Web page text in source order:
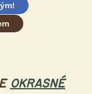
OKRASNÉ